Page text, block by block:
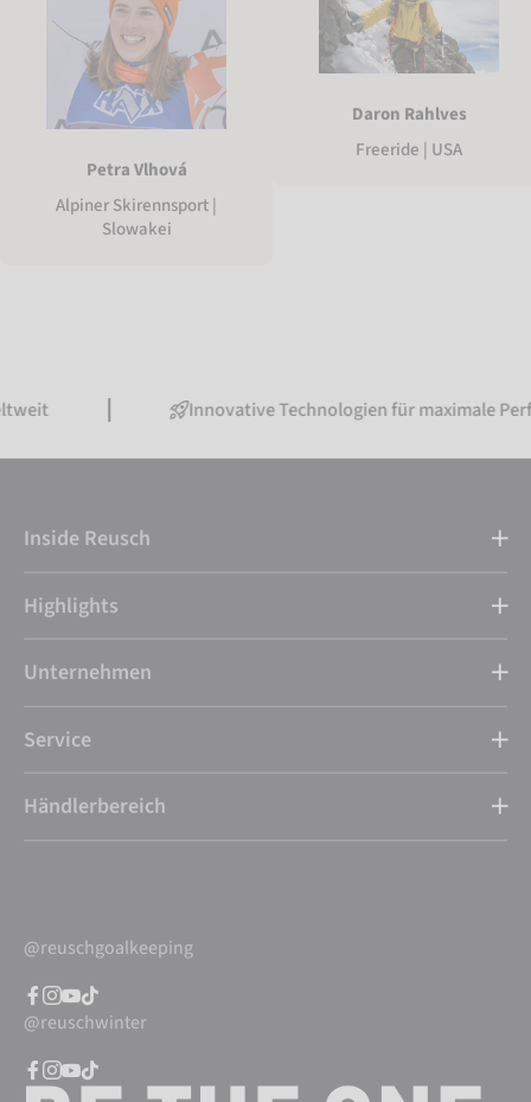
Petra Vlhová
Alpiner Skirennsport |
Slowakei
Daron Rahlves
Freeride | USA
Innovative Technologien für maximale Performance
Inside Reusch
Highlights
Unternehmen
Service
Händlerbereich
@reuschgoalkeeping
@reuschwinter